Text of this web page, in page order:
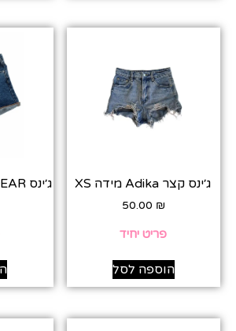
ג׳ינס קצר Adika מידה XS
50.00 ₪
פריט יחיד
הוספה לסל
ג׳ינס PULL&BEAR מידה 32